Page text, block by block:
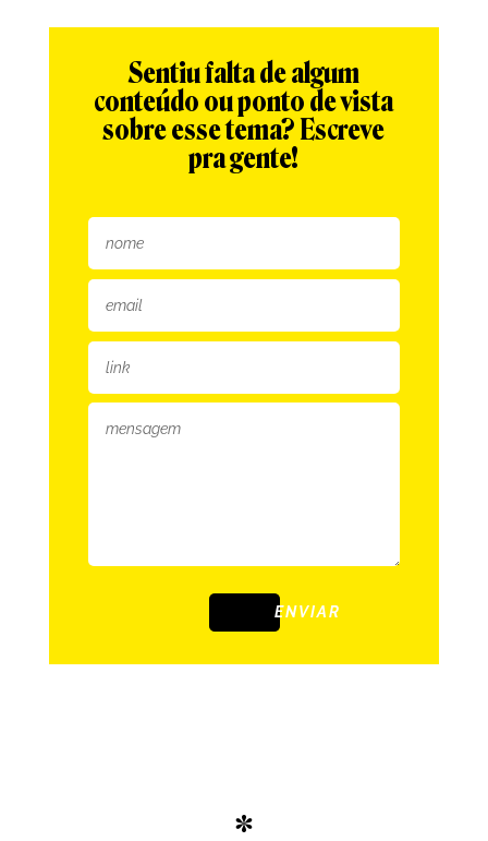
Sentiu falta de algum
conteúdo ou ponto de vista
sobre esse tema? Escreve
pra gente!
ENVIAR